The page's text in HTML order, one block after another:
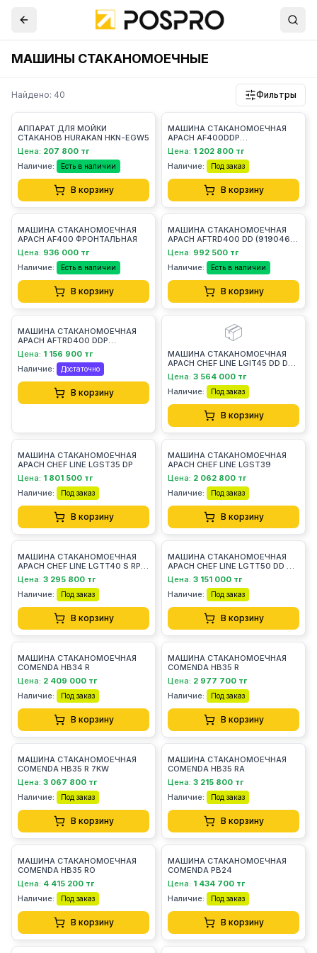
МАШИНЫ СТАКАНОМОЕЧНЫЕ
Найдено: 40 Фильтры
АППАРАТ ДЛЯ МОЙКИ
СТАКАНОВ HURAKAN HKN-EGW5
Цена: 207 800 тг
Наличие:
Есть в наличии
В корзину
МАШИНА СТАКАНОМОЕЧНАЯ
APACH AF400DDP
ФРОНТАЛЬНАЯ
Цена: 1 202 800 тг
Наличие:
Под заказ
В корзину
МАШИНА СТАКАНОМОЕЧНАЯ
APACH AF400 ФРОНТАЛЬНАЯ
Цена: 936 000 тг
Наличие:
Есть в наличии
В корзину
МАШИНА СТАКАНОМОЕЧНАЯ
APACH AFTRD400 DD (919046)
ФРОНТАЛЬНАЯ
Цена: 992 500 тг
Наличие:
Есть в наличии
В корзину
МАШИНА СТАКАНОМОЕЧНАЯ
APACH AFTRD400 DDP
ФРОНТАЛЬНАЯ
Цена: 1 156 900 тг
Наличие:
Достаточно
В корзину
📦
МАШИНА СТАКАНОМОЕЧНАЯ
APACH CHEF LINE LGIT45 DD DP
RP TF
Цена: 3 564 000 тг
Наличие:
Под заказ
В корзину
МАШИНА СТАКАНОМОЕЧНАЯ
APACH CHEF LINE LGST35 DP
Цена: 1 801 500 тг
Наличие:
Под заказ
В корзину
МАШИНА СТАКАНОМОЕЧНАЯ
APACH CHEF LINE LGST39
Цена: 2 062 800 тг
Наличие:
Под заказ
В корзину
МАШИНА СТАКАНОМОЕЧНАЯ
APACH CHEF LINE LGTT40 S RP
DD DP TF
Цена: 3 295 800 тг
Наличие:
Под заказ
В корзину
МАШИНА СТАКАНОМОЕЧНАЯ
APACH CHEF LINE LGTT50 DD DP
TF
Цена: 3 151 000 тг
Наличие:
Под заказ
В корзину
МАШИНА СТАКАНОМОЕЧНАЯ
COMENDA HB34 R
Цена: 2 409 000 тг
Наличие:
Под заказ
В корзину
МАШИНА СТАКАНОМОЕЧНАЯ
COMENDA HB35 R
Цена: 2 977 700 тг
Наличие:
Под заказ
В корзину
МАШИНА СТАКАНОМОЕЧНАЯ
COMENDA HB35 R 7KW
Цена: 3 067 800 тг
Наличие:
Под заказ
В корзину
МАШИНА СТАКАНОМОЕЧНАЯ
COMENDA HB35 RA
Цена: 3 215 800 тг
Наличие:
Под заказ
В корзину
МАШИНА СТАКАНОМОЕЧНАЯ
COMENDA HB35 RO
Цена: 4 415 200 тг
Наличие:
Под заказ
В корзину
МАШИНА СТАКАНОМОЕЧНАЯ
COMENDA PB24
Цена: 1 434 700 тг
Наличие:
Под заказ
В корзину